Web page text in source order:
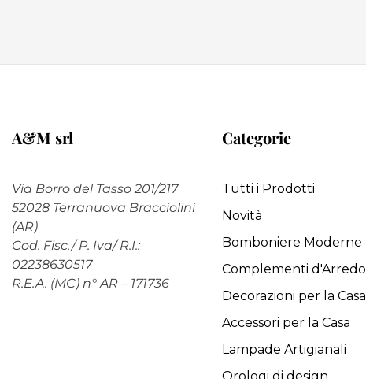
A&M srl
Via Borro del Tasso 201/217
52028 Terranuova Bracciolini
(AR)
Cod. Fisc./ P. Iva/ R.I.:
02238630517
R.E.A. (MC) n° AR – 171736
Categorie
Tutti i Prodotti
Novità
Bomboniere Moderne
Complementi d'Arredo
Decorazioni per la Casa
Accessori per la Casa
Lampade Artigianali